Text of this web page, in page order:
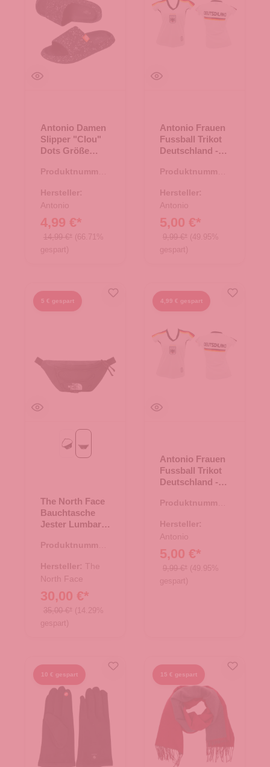
Antonio Damen
Slipper "Clou"
Dots Größe
Produktnummer:
Hersteller:
Antonio
4,99 €*
14,99 €* (66.71%
gespart)
Antonio Frauen
Fussball Trikot
Deutschland -
Produktnummer:
Hersteller:
Antonio
5,00 €*
9,99 €* (49.95%
gespart)
5 € gespart
Asphalt Grey-Black-Silver Reflective
TNF Black-NPF
The North Face
Bauchtasche
Jester Lumbar
Produktnummer:
Hersteller: The
North Face
30,00 €*
35,00 €* (14.29%
gespart)
4,99 € gespart
Antonio Frauen
Fussball Trikot
Deutschland -
Produktnummer:
Hersteller:
Antonio
5,00 €*
9,99 €* (49.95%
gespart)
10 € gespart 15 € gespart